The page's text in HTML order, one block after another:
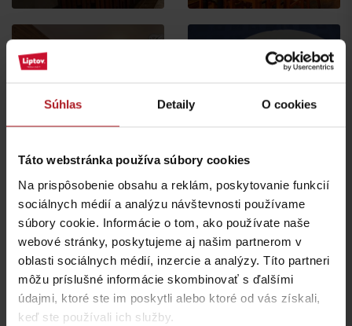
Súhlas Detaily O cookies
Táto webstránka používa súbory cookies
Na prispôsobenie obsahu a reklám, poskytovanie funkcií
sociálnych médií a analýzu návštevnosti používame
súbory cookie. Informácie o tom, ako používate naše
webové stránky, poskytujeme aj našim partnerom v
oblasti sociálnych médií, inzercie a analýzy. Títo partneri
môžu príslušné informácie skombinovať s ďalšími
údajmi, ktoré ste im poskytli alebo ktoré od vás získali,
keď ste používali ich služby.
Reštaurácia SODA CLUB
Reštaurácia Mladosť
všetky miesta kde jesť a piť
Aktivity a relax v gh blízkosti: